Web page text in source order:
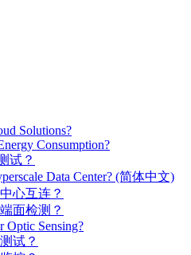
Solutions?
Consumption?
试？
Data Center? (简体中文)
心互连？
面检测？
Optic Sensing?
试？